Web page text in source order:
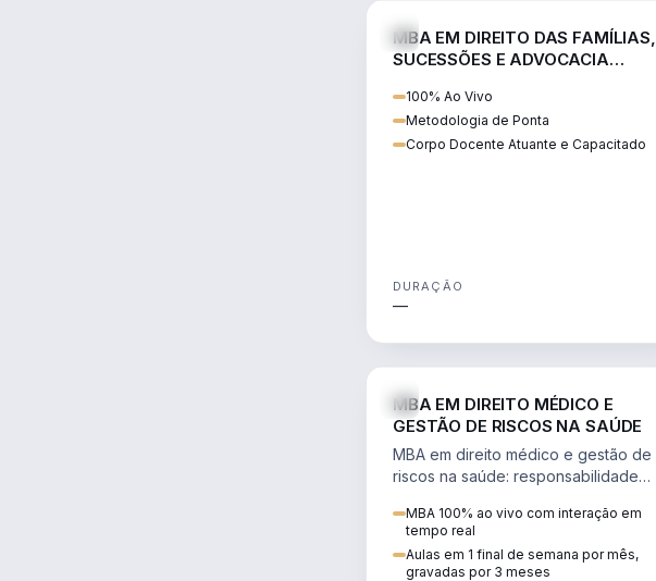
MBA EM DIREITO DAS FAMÍLIAS,
SUCESSÕES E ADVOCACIA
100% Ao Vivo
Metodologia de Ponta
Corpo Docente Atuante e Capacitado
DURAÇÃO
—
MBA EM DIREITO MÉDICO E
GESTÃO DE RISCOS NA SAÚDE
MBA em direito médico e gestão de
riscos na saúde: responsabilidade
judicialização e planejamento
patrimonial.
MBA 100% ao vivo com interação em
tempo real
Aulas em 1 final de semana por mês,
gravadas por 3 meses